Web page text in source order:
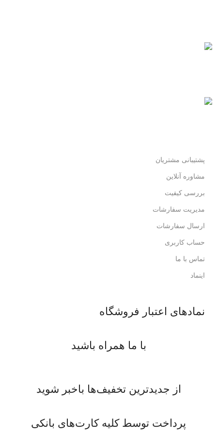
پشتیبانی مشتریان
مشاوره آنلاین
بررسی کیفیت
مدیریت سفارشات
ارسال سفارشات
حساب کاربری
تماس با ما
اینماد
نمادهای اعتبار فروشگاه
با ما همراه باشید
از جدیدترین تخفیف‌ها باخبر شوید
پرداخت توسط کلیه کارت‌های بانکی